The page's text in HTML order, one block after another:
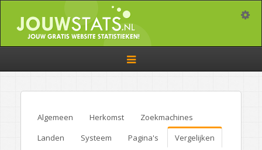
Toggle
navigation
Algemeen Herkomst
Zoekmachines
Landen
Systeem Pagina's
Vergelijken